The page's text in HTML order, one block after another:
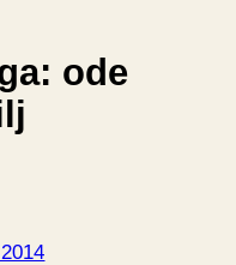
ode